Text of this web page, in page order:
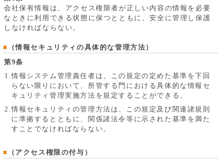
会社保有情報は、アクセス権限者が正しい内容の情報を必要
なときに利用できる状態に保つとともに、安全に管理し保護
しなければならない。
（情報セキュリティの具体的な管理方法）
第9条
情報システム管理責任者は、この規定の定めた基準を下回
らない限りにおいて、所管する門における具体的な情報セ
キュリティ管理実施方法を規定することができる。
情報セキュリティの管理方法は、この規定及び関連諸規則
に準拠するとともに、関係諸法令等に示された基準を満た
すことでなければならない。
（アクセス権限の付与）